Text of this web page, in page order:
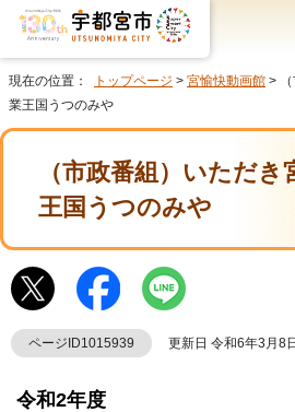
現在の位置： トップページ > 宮愉快動画館 >
業王国うつのみや
（市政番組）いただ
王国うつのみや
ページID1015939 更新日 令和6年3月8
令和2年度